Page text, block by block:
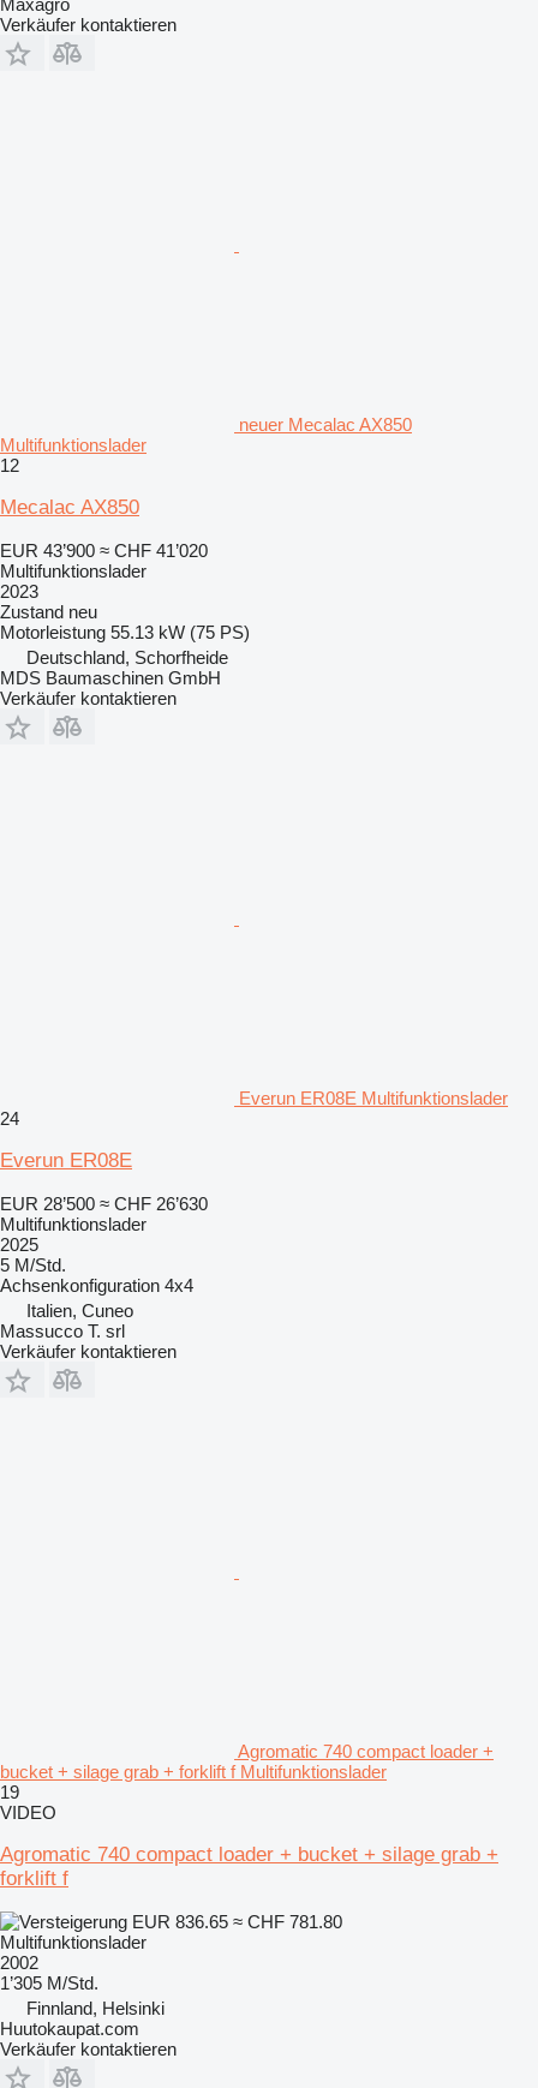
Maxagro
Verkäufer kontaktieren
neuer Mecalac AX850
Multifunktionslader
12
Mecalac AX850
EUR 43’900 ≈ CHF 41’020
Multifunktionslader
2023
Zustand neu
Motorleistung 55.13 kW (75 PS)
Deutschland, Schorfheide
MDS Baumaschinen GmbH
Verkäufer kontaktieren
Everun ER08E Multifunktionslader
24
Everun ER08E
EUR 28’500 ≈ CHF 26’630
Multifunktionslader
2025
5 M/Std.
Achsenkonfiguration 4x4
Italien, Cuneo
Massucco T. srl
Verkäufer kontaktieren
Agromatic 740 compact loader +
bucket + silage grab + forklift f Multifunktionslader
19
VIDEO
Agromatic 740 compact loader + bucket + silage grab +
forklift f
EUR 836.65 ≈ CHF 781.80
Multifunktionslader
2002
1’305 M/Std.
Finnland, Helsinki
Huutokaupat.com
Verkäufer kontaktieren